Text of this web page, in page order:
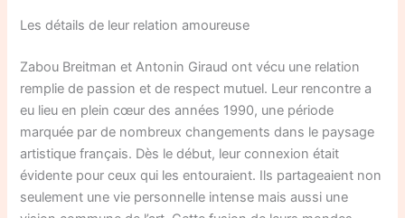
Les détails de leur relation amoureuse
Zabou Breitman et Antonin Giraud ont vécu une relation
remplie de passion et de respect mutuel. Leur rencontre a
eu lieu en plein cœur des années 1990, une période
marquée par de nombreux changements dans le paysage
artistique français. Dès le début, leur connexion était
évidente pour ceux qui les entouraient. Ils partageaient non
seulement une vie personnelle intense mais aussi une